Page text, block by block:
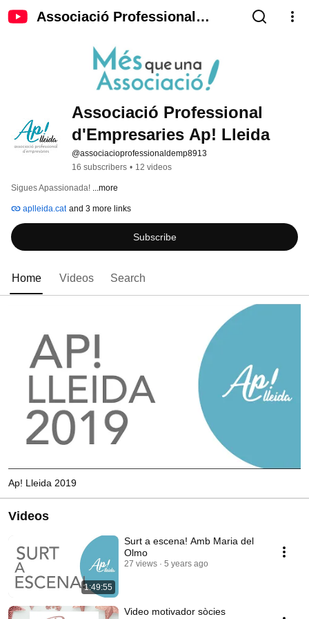
Associació Professional
Associació Professional
d'Empresaries Ap! Lleida
@associacioprofessionaldemp8913
16 subscribers • 12 videos
Sigues Apassionada! ...more
aplleida.cat and 3 more links
Subscribe
Home Videos Search
Ap! Lleida 2019
Videos
1:49:55
Surt a escena! Amb Maria del
Olmo
27 views 5 years ago
Video motivador sòcies